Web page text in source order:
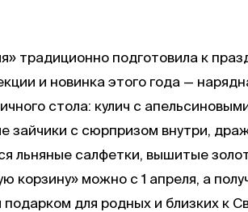
традиционно подготовила к
и новинка этого года —
стола: кулич с
зайчики с сюрпризом внутри,
льняные салфетки, вышитые
корзину» можно с 1 апреля, а
для родных и близких к